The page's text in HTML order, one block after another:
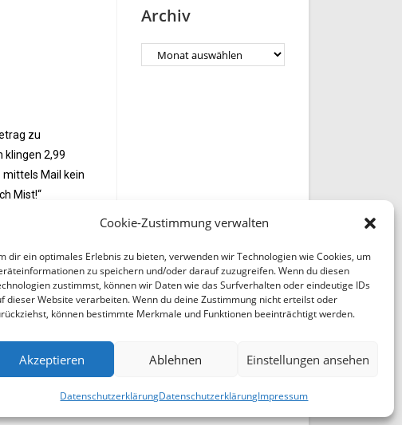
Cookie-Zustimmung verwalten
dir ein optimales Erlebnis zu bieten, verwenden wir Technologien wie Cookies, um
zu speichern und/oder darauf zuzugreifen. Wenn du diesen
zustimmst, können wir Daten wie das Surfverhalten oder eindeutige IDs
dieser Website verarbeiten. Wenn du deine Zustimmung nicht erteilst oder
können bestimmte Merkmale und Funktionen beeinträchtigt werden.
Akzeptieren Ablehnen Einstellungen ansehen
DatenschutzerklärungDatenschutzerklärungImpressum
zu
klingen 2,99
mittels Mail kein
Mist!“
Archiv
Mailen Sie uns Bitte